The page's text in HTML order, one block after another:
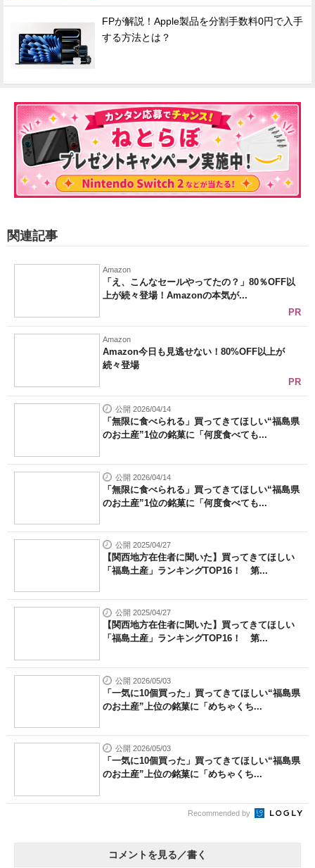
FPが解説！Apple製品を分割手数料0円で入手
する方法とは？
関連記事
Amazon
「え、こんなセールやってたの？」80％OFF以
上が続々登場！Amazonの本気が...
PR
Amazon
Amazon今日も見逃せない！80%OFF以上が
続々登場
PR
公開 2026/04/14
「無限に食べられる」買ってきてほしい“福島県
のお土産”1位の銘菓に「何度食べても...
公開 2026/04/14
「無限に食べられる」買ってきてほしい“福島県
のお土産”1位の銘菓に「何度食べても...
公開 2025/04/27
【関西地方在住者に聞いた】買ってきてほしい
「福島土産」ランキングTOP16！ 第...
公開 2025/04/27
【関西地方在住者に聞いた】買ってきてほしい
「福島土産」ランキングTOP16！ 第...
公開 2026/05/03
「一気に10個買った」買ってきてほしい“福島県
のお土産”上位の銘菓に「めちゃくち...
公開 2026/05/03
「一気に10個買った」買ってきてほしい“福島県
のお土産”上位の銘菓に「めちゃくち...
Recommended by
コメントを見る／書く